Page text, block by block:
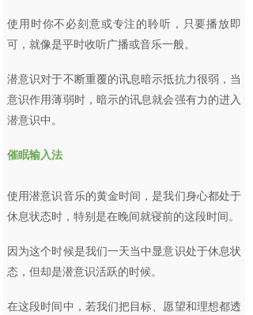
使用时你不必刻意或专注的聆听，只要播放即
可，就像是平时收听广播或音乐一般。
潜意识对于不断重覆的讯息暗示抵抗力很弱，当
意识作用薄弱时，暗示的讯息就会强有力的进入
潜意识中。
催眠输入法
使用潜意识音乐的黄金时间，是我们身心都处于
休息状态时，特别是在晚间就寝前的这段时间。
因为这个时候是我们一天当中显意识处于休息状
态，但却是潜意识活跃的时候。
在这段时间中，若我们把目标、愿望和理想都透